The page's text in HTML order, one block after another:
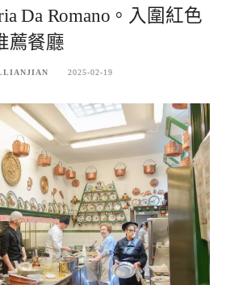
Da Romano。入圍紅色
薦餐廳
2025-02-19